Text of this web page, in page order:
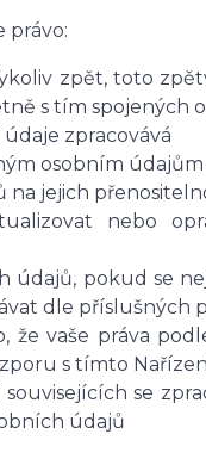
právo:
zpět, toto
s tím spojených
zpracovává
osobním
na jejich
nebo
údajů, pokud se
dle příslušných
vaše práva
s tímto
se
údajů